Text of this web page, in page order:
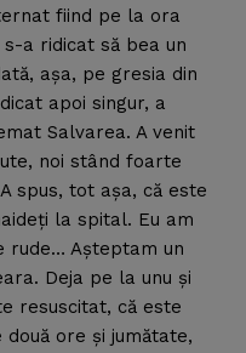
fiind pe la ora
a ridicat să bea un
aşa, pe gresia din
apoi singur, a
Salvarea. A venit
noi stând foarte
spus, tot aşa, că este
la spital. Eu am
rude… Aşteptam un
Deja pe la unu şi
resuscitat, că este
ore şi jumătate,